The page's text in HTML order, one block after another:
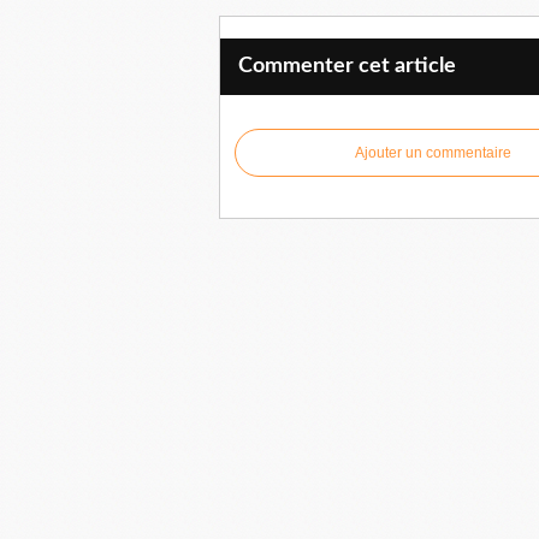
Commenter cet article
Ajouter un commentaire